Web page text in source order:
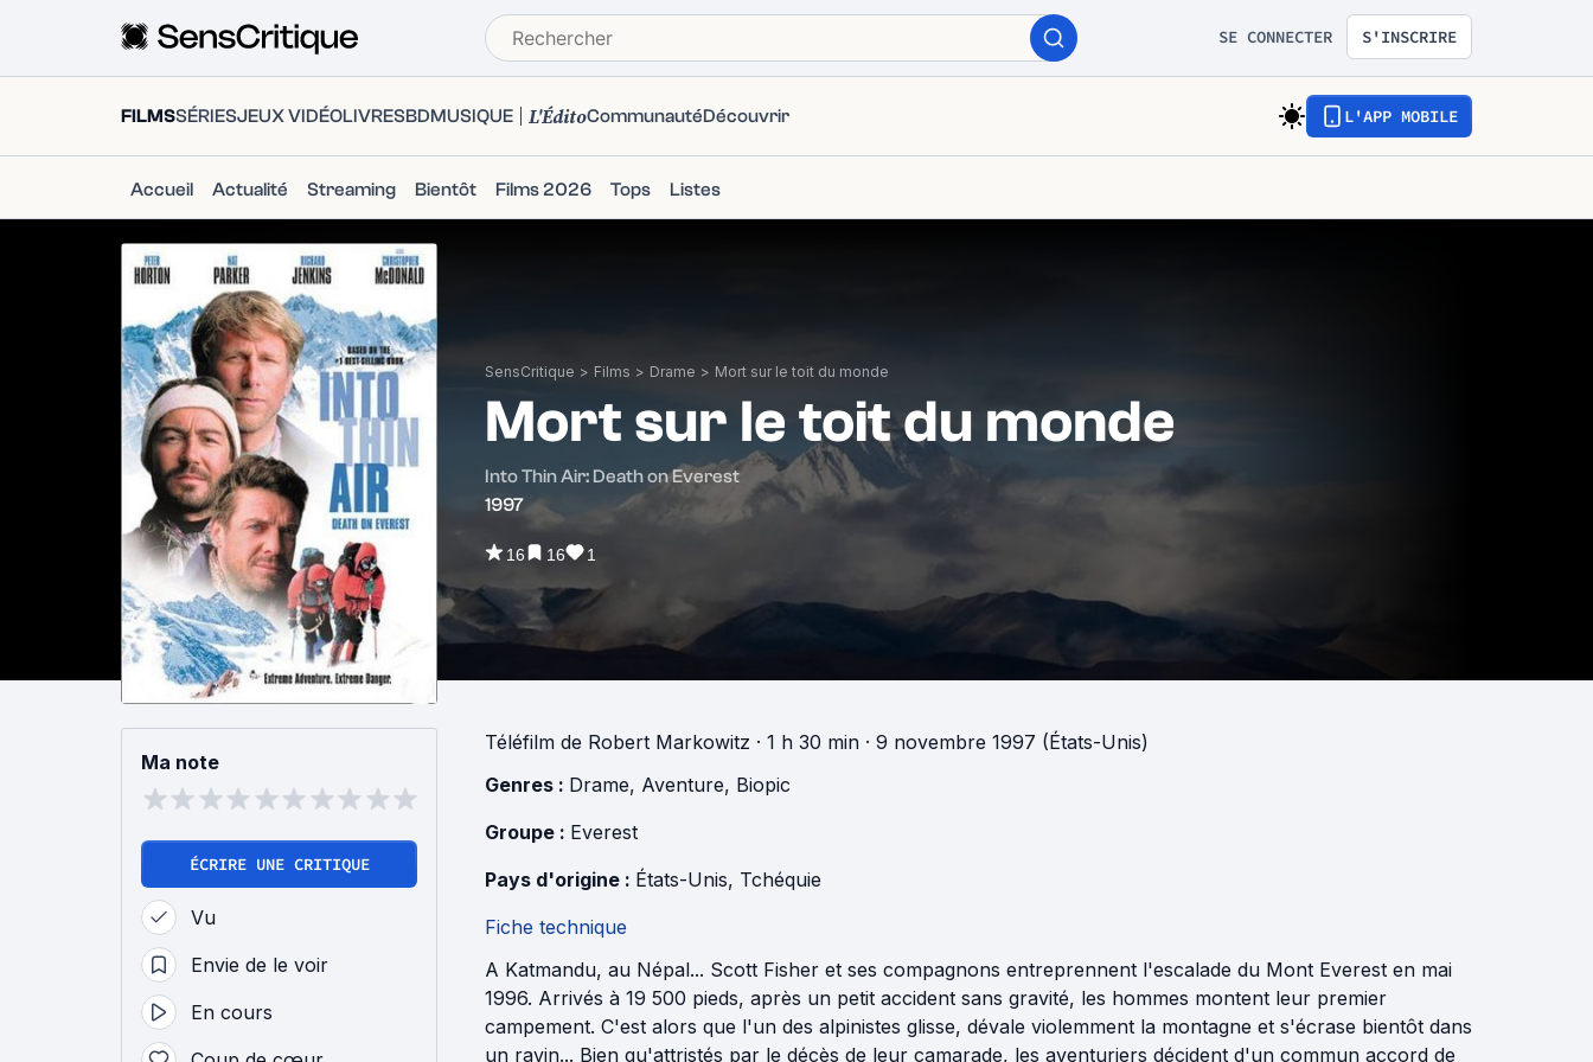
SE CONNECTER S'INSCRIRE
FILMSSÉRIESJEUX VIDÉOLIVRESBDMUSIQUE L'ÉditoCommunautéDécouvrir L'APP MOBILE
Accueil Actualité Streaming Bientôt Films 2026 Tops Listes
SensCritique > Films > Drame > Mort sur le toit du monde
Mort sur le toit du monde
Into Thin Air: Death on Everest
1997
16 16 1
Ma note
ÉCRIRE UNE CRITIQUE
Vu
Envie de le voir
En cours
Téléfilm de Robert Markowitz · 1 h 30 min · 9 novembre 1997 (États-Unis)
Genres : Drame, Aventure, Biopic
Groupe : Everest
Pays d'origine : États-Unis, Tchéquie
Fiche technique
A Katmandu, au Népal... Scott Fisher et ses compagnons entreprennent l'escalade du Mont Everest en mai
1996. Arrivés à 19 500 pieds, après un petit accident sans gravité, les hommes montent leur premier
campement. C'est alors que l'un des alpinistes glisse, dévale violemment la montagne et s'écrase bientôt dans
un ravin... Bien qu'attristés par le décès de leur camarade, les aventuriers décident d'un commun accord de